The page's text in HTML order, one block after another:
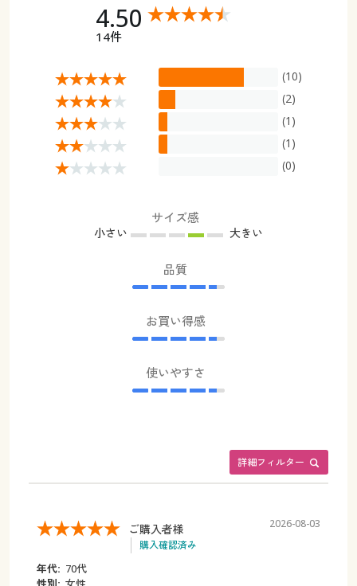
4.50
14件
(10)
(2)
(1)
(1)
(0)
サイズ感
小さい 大きい
品質
お買い得感
使いやすさ
詳細フィルター
ご購入者様
購入確認済み
2026-08-03
年代: 70代